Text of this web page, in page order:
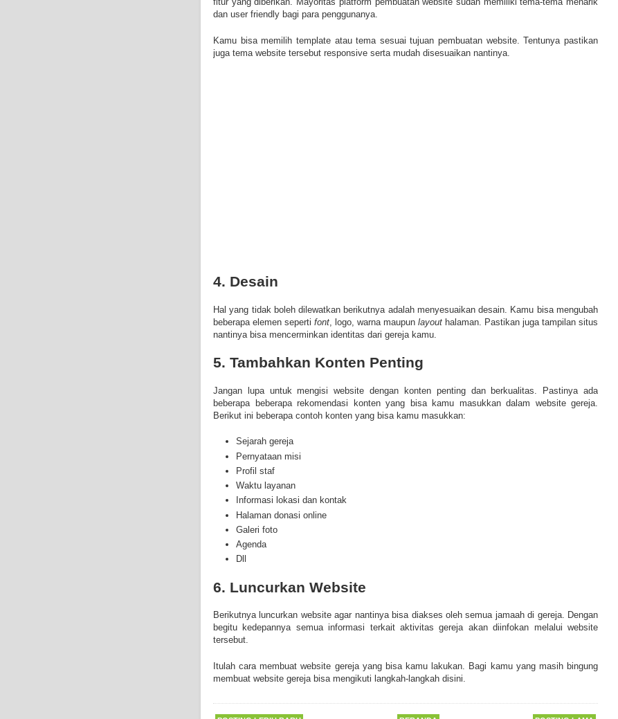
dan user friendly bagi para penggunanya.
Kamu bisa memilih template atau tema sesuai tujuan pembuatan website. Tentunya pastikan
juga tema website tersebut responsive serta mudah disesuaikan nantinya.
4. Desain
Hal yang tidak boleh dilewatkan berikutnya adalah menyesuaikan desain. Kamu bisa mengubah
beberapa elemen seperti font , logo, warna maupun layout halaman. Pastikan juga tampilan situs
nantinya bisa mencerminkan identitas dari gereja kamu.
5. Tambahkan Konten Penting
Jangan lupa untuk mengisi website dengan konten penting dan berkualitas. Pastinya ada
beberapa beberapa rekomendasi konten yang bisa kamu masukkan dalam website gereja.
Berikut ini beberapa contoh konten yang bisa kamu masukkan:
Sejarah gereja
Pernyataan misi
Profil staf
Waktu layanan
Informasi lokasi dan kontak
Halaman donasi online
Galeri foto
Agenda
Dll
6. Luncurkan Website
Berikutnya luncurkan website agar nantinya bisa diakses oleh semua jamaah di gereja. Dengan
begitu kedepannya semua informasi terkait aktivitas gereja akan diinfokan melalui website
tersebut.
Itulah cara membuat website gereja yang bisa kamu lakukan. Bagi kamu yang masih bingung
membuat website gereja bisa mengikuti langkah-langkah disini.